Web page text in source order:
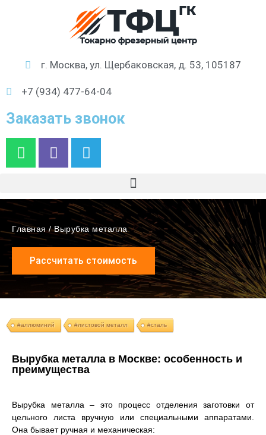
г. Москва, ул. Щербаковская, д. 53, 105187
+7 (934) 477-64-04
Заказать звонок
Главная/Вырубка металла
Рассчитать стоимость
#аллюминий #листовой металл #сталь
Вырубка металла в Москве: особенность и
преимущества
Вырубка металла – это процесс отделения заготовки от
цельного листа вручную или специальными аппаратами.
Она бывает ручная и механическая: